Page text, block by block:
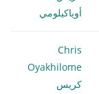
أوياكيلومي
Chris
Oyakhilome
كريس